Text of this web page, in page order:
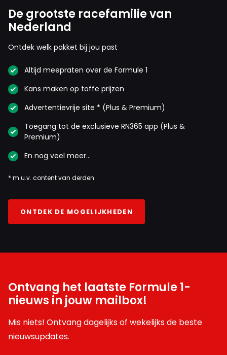
De grootste racefamilie van
Nederland
Ontdek welk pakket bij jou past
Altijd meepraten over de Formule 1
Kans maken op toffe prijzen
Advertentievrije site * (Plus & Premium)
Toegang tot de exclusieve RN365 app (Plus &
Premium)
En nog veel meer…
* m.u.v. content van derden
ONTDEK DE MOGELIJKHEDEN
Ontvang het laatste Formule 1-
nieuws in jouw mailbox!
Mis niets! Ontvang dagelijks of wekelijks de beste
nieuwsupdates.